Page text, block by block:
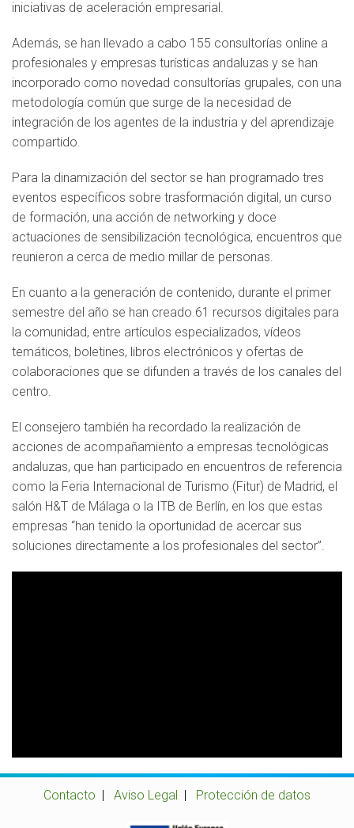
iniciativas de aceleración empresarial.
Además, se han llevado a cabo 155 consultorías online a
profesionales y empresas turísticas andaluzas y se han
incorporado como novedad consultorías grupales, con una
metodología común que surge de la necesidad de
integración de los agentes de la industria y del aprendizaje
compartido.
Para la dinamización del sector se han programado tres
eventos específicos sobre trasformación digital, un curso
de formación, una acción de networking y doce
actuaciones de sensibilización tecnológica, encuentros que
reunieron a cerca de medio millar de personas.
En cuanto a la generación de contenido, durante el primer
semestre del año se han creado 61 recursos digitales para
la comunidad, entre artículos especializados, vídeos
temáticos, boletines, libros electrónicos y ofertas de
colaboraciones que se difunden a través de los canales del
centro.
El consejero también ha recordado la realización de
acciones de acompañamiento a empresas tecnológicas
andaluzas, que han participado en encuentros de referencia
como la Feria Internacional de Turismo (Fitur) de Madrid, el
salón H&T de Málaga o la ITB de Berlín, en los que estas
empresas “han tenido la oportunidad de acercar sus
soluciones directamente a los profesionales del sector”.
Contacto Aviso Legal Protección de datos